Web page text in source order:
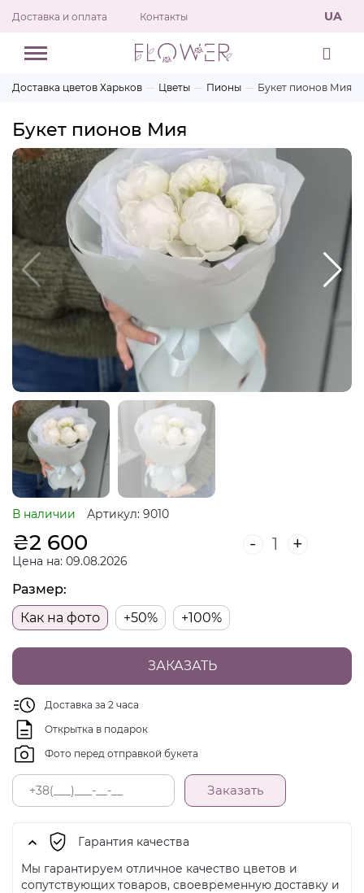
Доставка и оплата Контакты UA
Доставка цветов Харьков Цветы Пионы Букет пионов Мия
Букет пионов Мия
В наличии Артикул: 9010
₴2 600
Цена на: 09.08.2026
- +
ЗАКАЗАТЬ
Размер:
Как на фото
+50% +100%
Доставка за 2 часа
Открытка в подарок
Фото перед отправкой букета
Заказать
Гарантия качества
Мы гарантируем отличное качество цветов и
сопутствующих товаров, своевременную доставку и